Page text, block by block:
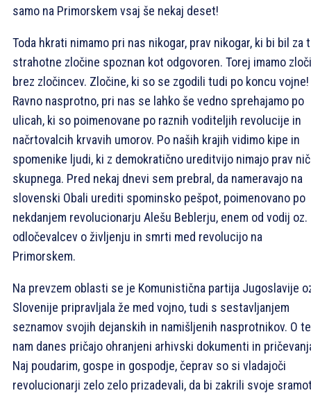
samo na Primorskem vsaj še nekaj deset!
Toda hkrati nimamo pri nas nikogar, prav nikogar, ki bi bil za
strahotne zločine spoznan kot odgovoren. Torej imamo
brez zločincev. Zločine, ki so se zgodili tudi po koncu vojne!
Ravno nasprotno, pri nas se lahko še vedno sprehajamo po
ulicah, ki so poimenovane po raznih voditeljih revolucije in
načrtovalcih krvavih umorov. Po naših krajih vidimo kipe in
spomenike ljudi, ki z demokratično ureditvijo nimajo prav nič
skupnega. Pred nekaj dnevi sem prebral, da nameravajo na
slovenski Obali urediti spominsko pešpot, poimenovano po
nekdanjem revolucionarju Alešu Beblerju, enem od vodij oz.
odločevalcev o življenju in smrti med revolucijo na
Primorskem.
Na prevzem oblasti se je Komunistična partija Jugoslavije
Slovenije pripravljala že med vojno, tudi s sestavljanjem
seznamov svojih dejanskih in namišljenih nasprotnikov. O
nam danes pričajo ohranjeni arhivski dokumenti in
Naj poudarim, gospe in gospodje, čeprav so si vladajoči
revolucionarji zelo zelo prizadevali, da bi zakrili svoje